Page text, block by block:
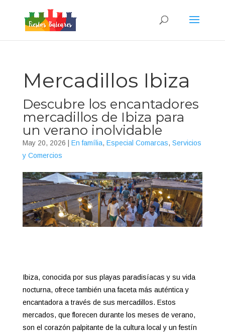
Mercadillos Ibiza
Descubre los encantadores
mercadillos de Ibiza para
un verano inolvidable
May 20, 2026 En família, Especial Comarcas, Servicios
y Comercios
Ibiza, conocida por sus playas paradisíacas y su vida
nocturna, ofrece también una faceta más auténtica y
encantadora a través de sus mercadillos. Estos
mercados, que florecen durante los meses de verano,
son el corazón palpitante de la cultura local y un festín